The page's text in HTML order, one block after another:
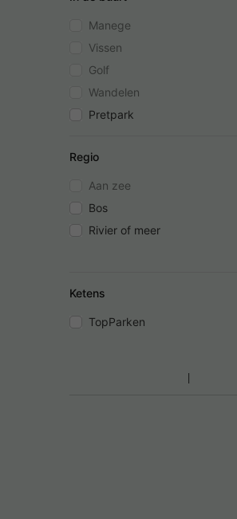
Manege
Vissen
Golf
Wandelen
Pretpark
Regio
Aan zee
Bos
Rivier of meer
Ketens
TopParken